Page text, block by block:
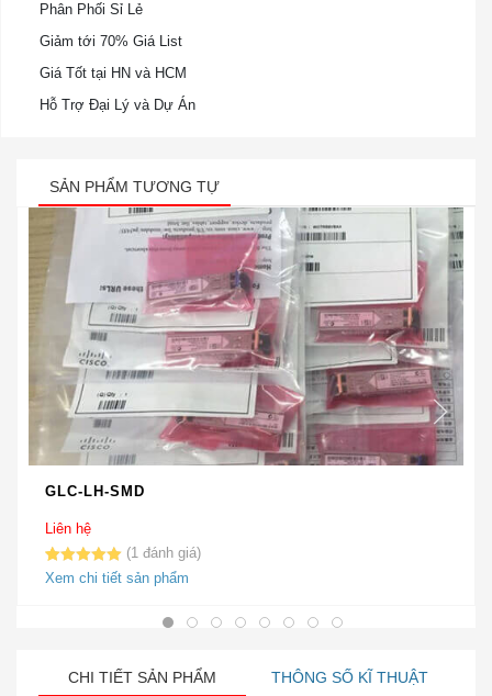
Phân Phối Sỉ Lẻ
Giảm tới 70% Giá List
Giá Tốt tại HN và HCM
Hỗ Trợ Đại Lý và Dự Án
SẢN PHẨM TƯƠNG TỰ
GLC-LH-SMD
Liên hệ
5.00trên 5
1
1
Xem chi tiết sản phẩm
CHI TIẾT SẢN PHẨM THÔNG SỐ KĨ THUẬT